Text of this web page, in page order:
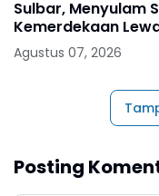
Sulbar, Menyulam
Kemerdekaan
Agustus 07, 2026
Posting